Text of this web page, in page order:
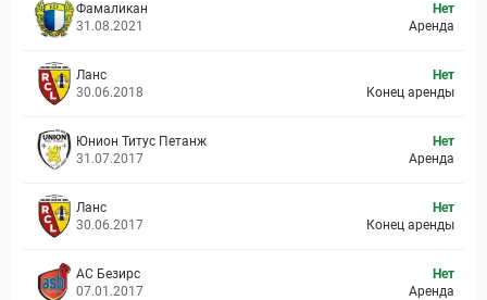
Фамаликан
31.08.2021
Нет
Аренда
Ланс
30.06.2018
Нет
Конец аренды
Юнион Титус Петанж
31.07.2017
Нет
Аренда
Ланс
30.06.2017
Нет
Конец аренды
АС Безирс
07.01.2017
Нет
Аренда